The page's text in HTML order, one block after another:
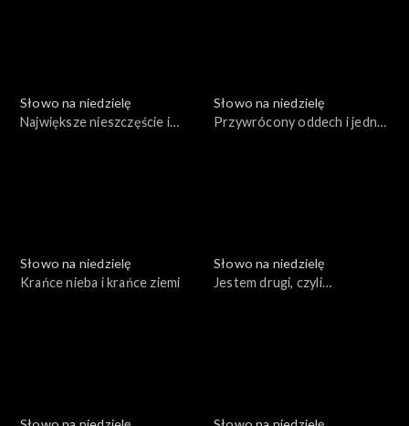
Słowo na niedzielę
Największe nieszczęście i
Słowo na niedzielę
Przywrócony oddech i jedno
Słowo na niedzielę
Krańce nieba i krańce ziemi
Słowo na niedzielę
Jestem drugi, czyli